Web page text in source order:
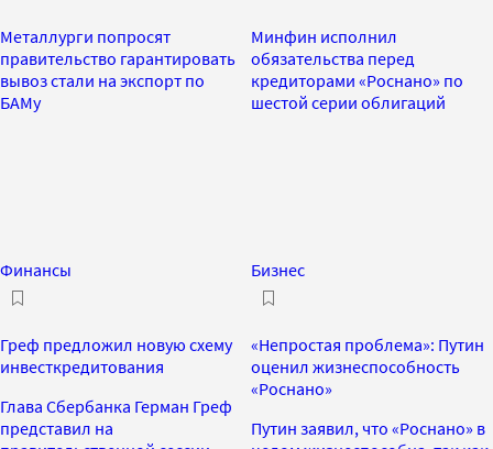
Металлурги попросят
правительство гарантировать
вывоз стали на экспорт по
БАМу
Минфин исполнил
обязательства перед
кредиторами «Роснано» по
шестой серии облигаций
Финансы
Греф предложил новую схему
инвесткредитования
Глава Сбербанка Герман Греф
представил на
Бизнес
«Непростая проблема»: Путин
оценил жизнеспособность
«Роснано»
Путин заявил, что «Роснано» в